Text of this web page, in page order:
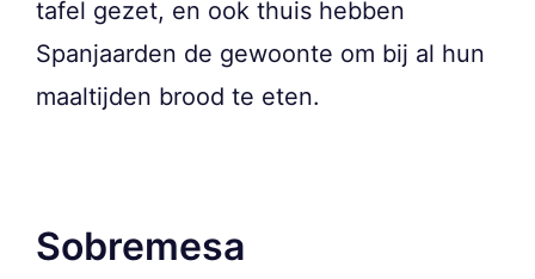
tafel gezet, en ook thuis hebben
Spanjaarden de gewoonte om bij al hun
maaltijden brood te eten.
Sobremesa